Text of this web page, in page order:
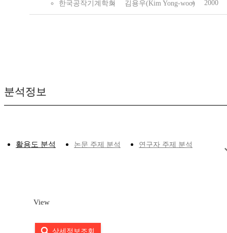
한국공작기계학회 김용우(Kim Yong-woo) 2000
분석정보
활용도 분석 논문 주제 분석 연구자 주제 분석
View
상세정보조회